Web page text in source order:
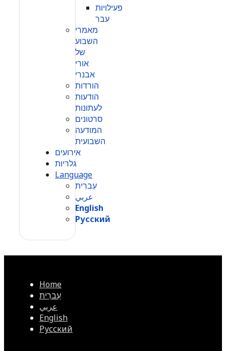
פעילויות
עבר
מאמרי
השבוע
של
אורי
אבנרי
הורדות
הודעות
לעתונות
סרטונים
המודעה
השבועית
אירועים
גלריות
Language
עִברִית
عربي
English
Русский
Home
עִברִית
عربي
English
Русский